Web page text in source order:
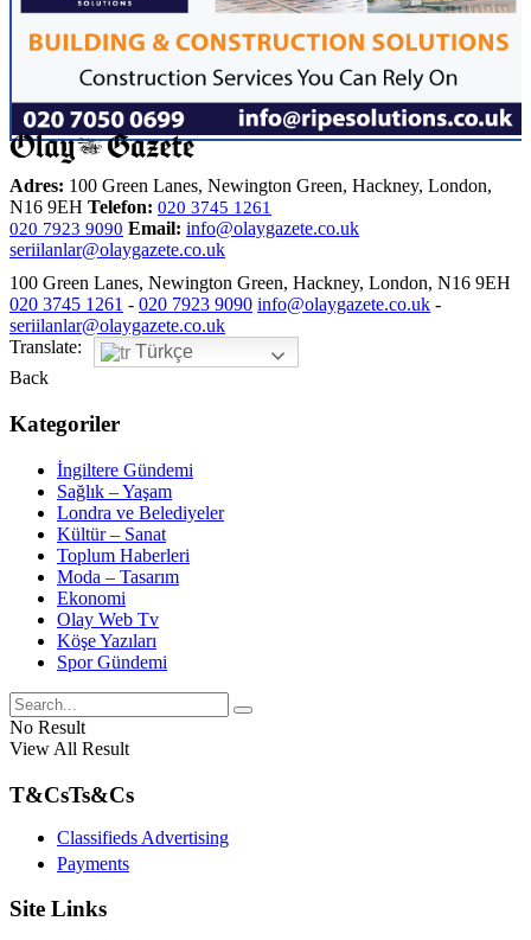
Adres: 100 Green Lanes, Newington Green, Hackney, London,
N16 9EH Telefon: 020 3745 1261
020 7923 9090 Email: info@olaygazete.co.uk
seriilanlar@olaygazete.co.uk
100 Green Lanes, Newington Green, Hackney, London, N16 9EH
020 3745 1261 - 020 7923 9090 info@olaygazete.co.uk -
seriilanlar@olaygazete.co.uk
Translate:
Türkçe
Back
Kategoriler
İngiltere Gündemi
Sağlık – Yaşam
Londra ve Belediyeler
Kültür – Sanat
Toplum Haberleri
Moda – Tasarım
Ekonomi
Olay Web Tv
Köşe Yazıları
Spor Gündemi
No Result
View All Result
T&CsTs&Cs
Classifieds Advertising
Payments
Site Links